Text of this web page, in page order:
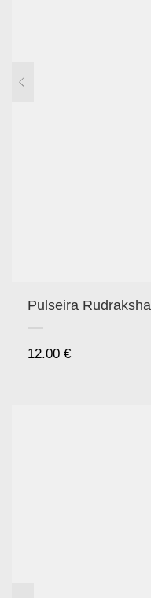
Pulseira Rudraksha
12.00 €